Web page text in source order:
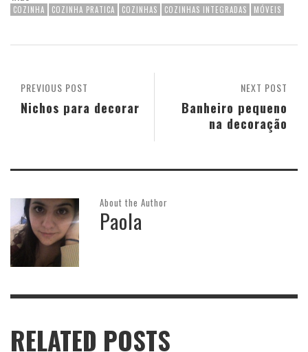
COZINHA COZINHA PRATICA COZINHAS COZINHAS INTEGRADAS MÓVEIS
NEXT POST
Banheiro pequeno
na decoração
PREVIOUS POST
Nichos para decorar
About the Author
Paola
RELATED POSTS